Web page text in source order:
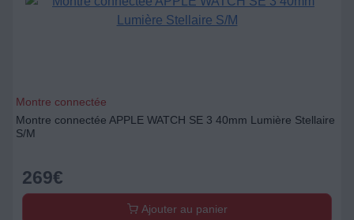
Montre connectée
Montre connectée APPLE WATCH SE 3 40mm Lumière Stellaire
S/M
269€
Ajouter au panier